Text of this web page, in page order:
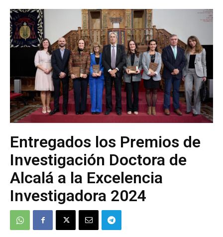
Entregados los Premios de
Investigación Doctora de
Alcalá a la Excelencia
Investigadora 2024